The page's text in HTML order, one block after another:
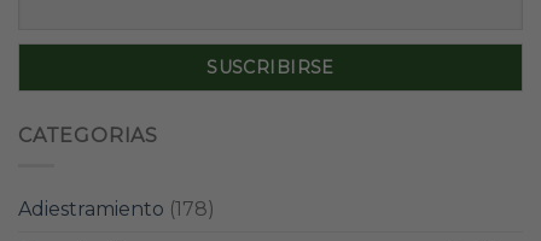
CATEGORIAS
Adiestramiento (178)